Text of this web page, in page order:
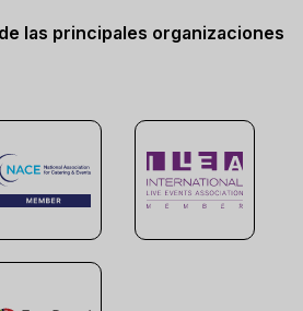
las principales organizaciones